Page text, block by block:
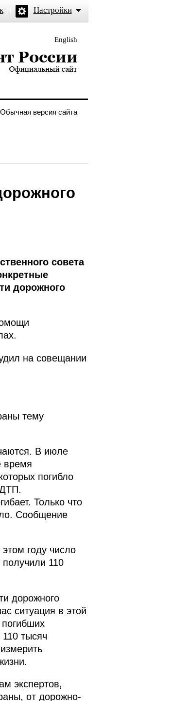
Настройки
English
сайт
Обычная версия сайта
совета
дорожного
на совещании
тему
В июле
время
погибло
Только что
Сообщение
году число
110
дорожного
ситуация в этой
тысяч
экспертов,
от дорожно-